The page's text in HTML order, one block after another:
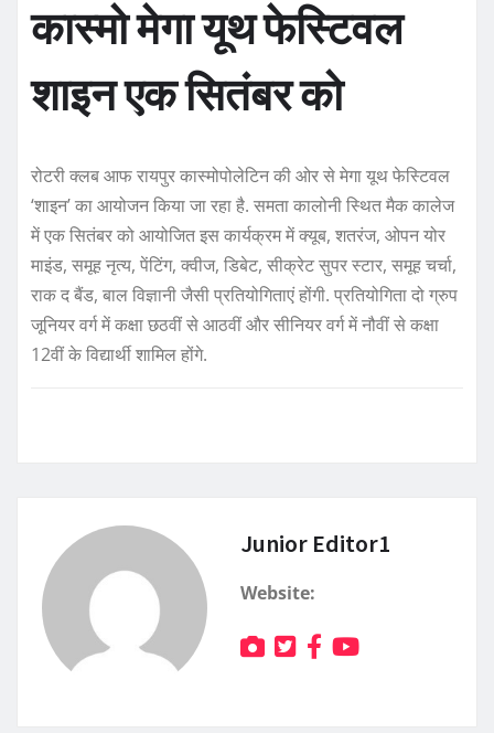
कास्मो मेगा यूथ फेस्टिवल
शाइन एक सितंबर को
रोटरी क्लब आफ रायपुर कास्मोपोलेटिन की ओर से मेगा यूथ फेस्टिवल
‘शाइन’ का आयोजन किया जा रहा है. समता कालोनी स्थित मैक कालेज
में एक सितंबर को आयोजित इस कार्यक्रम में क्यूब, शतरंज, ओपन योर
माइंड, समूह नृत्य, पेंटिंग, क्वीज, डिबेट, सीक्रेट सुपर स्टार, समूह चर्चा,
राक द बैंड, बाल विज्ञानी जैसी प्रतियोगिताएं होंगी. प्रतियोगिता दो ग्रुप
जूनियर वर्ग में कक्षा छठवीं से आठवीं और सीनियर वर्ग में नौवीं से कक्षा
12वीं के विद्यार्थी शामिल होंगे.
Junior Editor1
Website: